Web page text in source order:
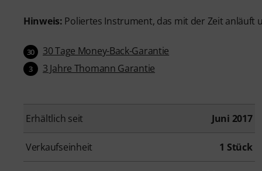
Hinweis: Poliertes Instrument, das mit der Zeit anläuft
30 30 Tage Money-Back-Garantie
3 3 Jahre Thomann Garantie
Erhältlich seit Juni 2017
Verkaufseinheit 1 Stück